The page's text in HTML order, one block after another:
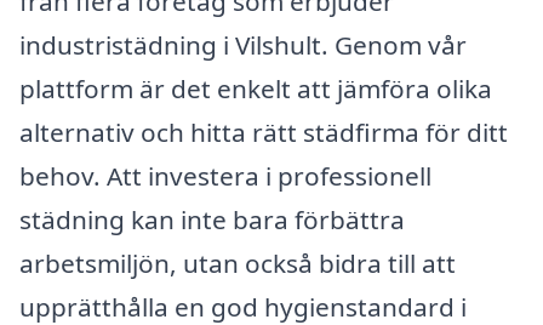
industristädning i Vilshult. Genom vår
plattform är det enkelt att jämföra olika
alternativ och hitta rätt städfirma för ditt
behov. Att investera i professionell
städning kan inte bara förbättra
arbetsmiljön, utan också bidra till att
upprätthålla en god hygienstandard i